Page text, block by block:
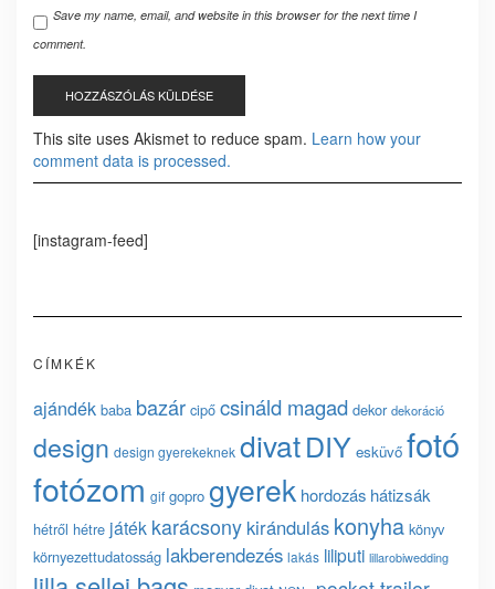
Save my name, email, and website in this browser for the next time I
comment.
This site uses Akismet to reduce spam. Learn how your
comment data is processed.
[instagram-feed]
CÍMKÉK
ajándék baba bazár cipő csináld magad dekor dekoráció
design design gyerekeknek divatDIY esküvő fotó
fotózom gif gopro gyerek hordozás hátizsák
hétről hétre játék karácsony kirándulás konyha könyv
környezettudatosság lakberendezés lakás liliputi lillarobiwedding